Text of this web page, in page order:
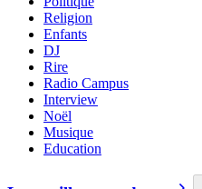
Religion
Enfants
DJ
Rire
Radio Campus
Interview
Noël
Musique
Education